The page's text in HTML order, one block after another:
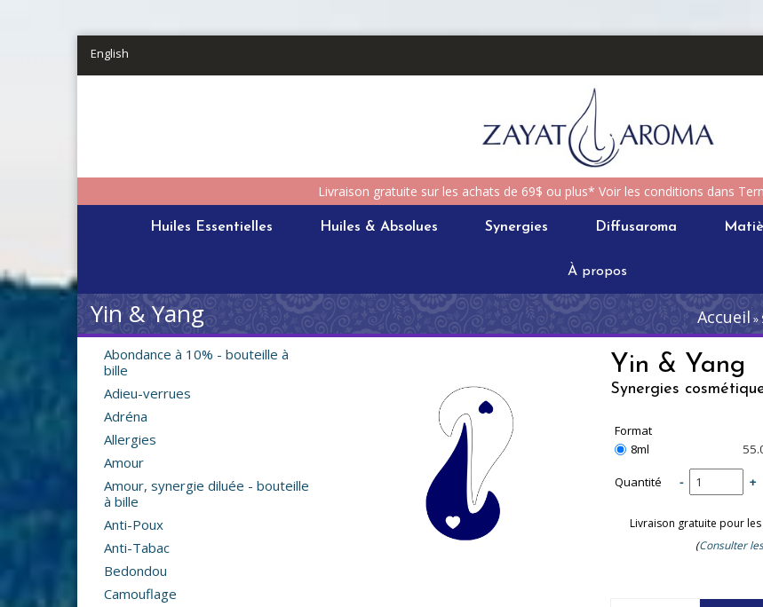
Aller au contenu principal
English
Livraison gratuite sur les achats de 69$ ou plus* Voir les conditions dans
Huiles Essentielles Huiles & Absolues Synergies Diffusaroma
À propos
Yin & Yang Accueil »
Abondance à 10% - bouteille à
bille
Adieu-verrues
Adréna
Allergies
Amour
Amour, synergie diluée - bouteille
à bille
Anti-Poux
Anti-Tabac
Bedondou
Camouflage
Yin & Yang
Synergies
Format
8ml
Quantité - +
Livraison gratuite pour
(Consulter